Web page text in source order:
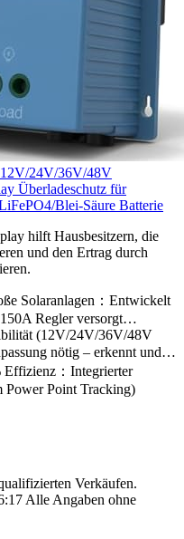
12V/24V/36V/48V
Überladeschutz für
Blei-Säure Batterie
hilft Hausbesitzern, die
und den Ertrag durch
Solaranlagen：Entwickelt
Regler versorgt…
(12V/24V/36V/48V
nötig – erkennt und…
Effizienz：Integrierter
Point Tracking)
Verkäufen.
Alle Angaben ohne